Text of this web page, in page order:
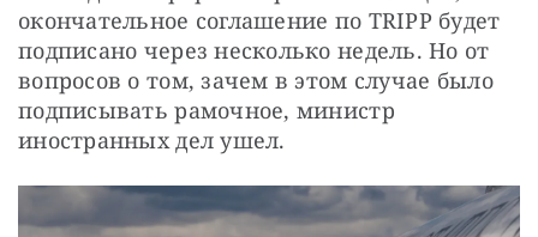
окончательное соглашение по TRIPP будет
подписано через несколько недель. Но от
вопросов о том, зачем в этом случае было
подписывать рамочное, министр
иностранных дел ушел.